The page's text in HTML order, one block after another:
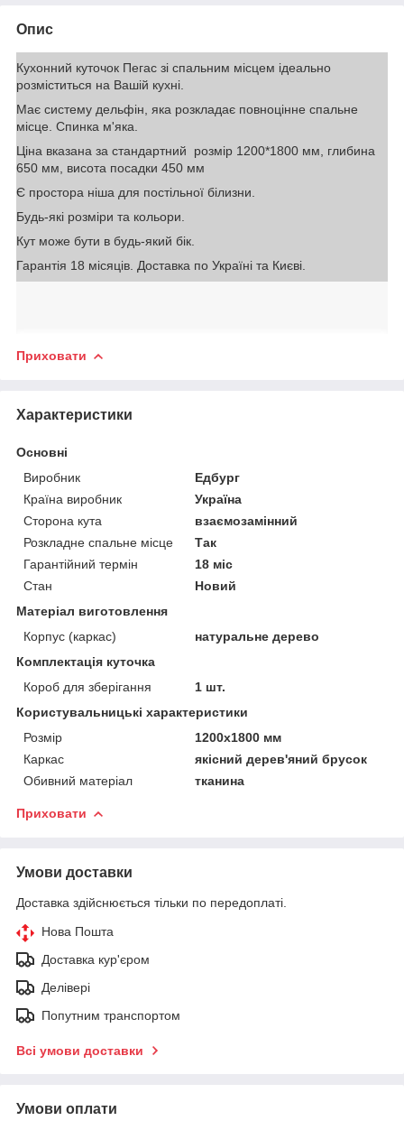
Опис
Кухонний куточок Пегас зі спальним місцем ідеально
розміститься на Вашій кухні.
Має систему дельфін, яка розкладає повноцінне спальне
місце. Спинка м'яка.
Ціна вказана за стандартний розмір 1200*1800 мм, глибина
650 мм, висота посадки 450 мм
Є простора ніша для постільної білизни.
Будь-які розміри та кольори.
Кут може бути в будь-який бік.
Гарантія 18 місяців. Доставка по Україні та Києві.
Приховати
Характеристики
Основні
Виробник
Едбург
Країна виробник
Україна
Сторона кута
взаємозамінний
Розкладне спальне місце
Так
Гарантійний термін
18 міс
Стан
Новий
Матеріал виготовлення
Корпус (каркас)
натуральне дерево
Комплектація куточка
Короб для зберігання
1 шт.
Користувальницькі характеристики
Розмір
1200х1800 мм
Каркас
якісний дерев'яний брусок
Обивний матеріал
тканина
Приховати
Умови доставки
Доставка здійснюється тільки по передоплаті.
Нова Пошта
Доставка кур'єром
Делівері
Попутним транспортом
Всі умови доставки
Умови оплати